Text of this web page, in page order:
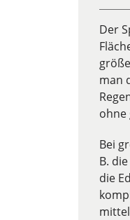
Der
man
ohne
Bei
B.
die